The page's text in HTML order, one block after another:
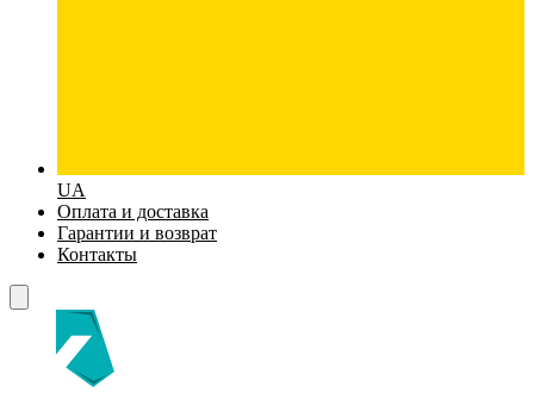
UA
Оплата и доставка
Гарантии и возврат
Контакты